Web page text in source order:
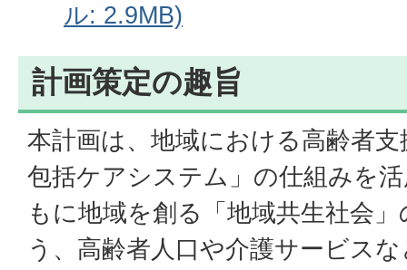
ル: 2.9MB)
計画策定の趣旨
本計画は、地域における高齢者
包括ケアシステム」の仕組みを
もに地域を創る「地域共生社会
う、高齢者人口や介護サービス